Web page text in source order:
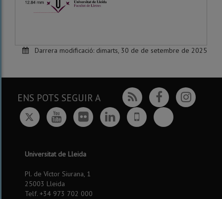
Darrera modificació: dimarts, 30 de de setembre de 2025
ENS POTS SEGUIR A Rss Facebook
TwitterYoutubeFlickrLinkedin
UdL
App
Bluesky
Universitat de Lleida
Pl. de Víctor Siurana, 1
25003 Lleida
Telf. +34 973 702 000